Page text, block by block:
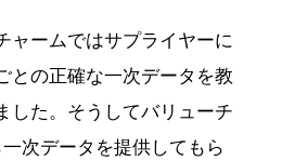
ャームではサプライヤーに
との正確な一次データを教
した。そうしてバリューチ
次データを提供してもら